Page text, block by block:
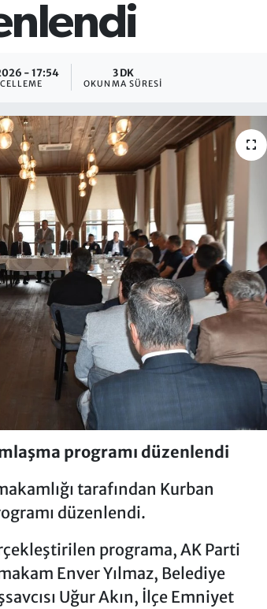
- 17:54 3 DK
OKUNMA SÜRESI
programı düzenlendi
tarafından Kurban
düzenlendi.
programa, AK Parti
Enver Yılmaz, Belediye
Uğur Akın, İlçe Emniyet